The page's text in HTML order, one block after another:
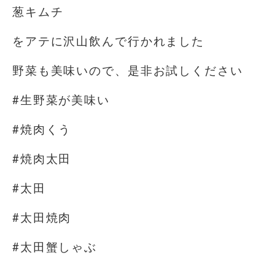
葱キムチ
をアテに沢山飲んで行かれました
野菜も美味いので、是非お試しください
#生野菜が美味い
#焼肉くう
#焼肉太田
#太田
#太田焼肉
#太田蟹しゃぶ